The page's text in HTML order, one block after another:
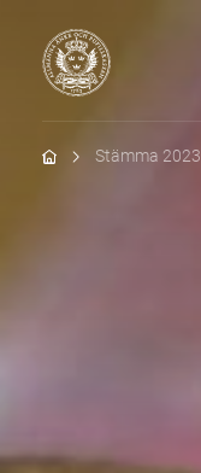
Hem Stämma 2023